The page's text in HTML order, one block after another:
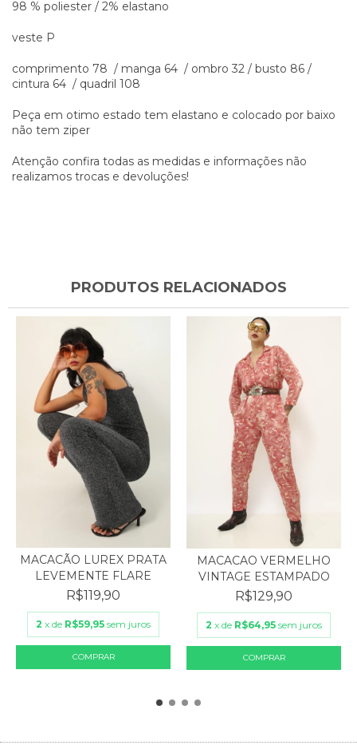
98 % poliester / 2% elastano
veste P
comprimento 78 / manga 64 / ombro 32 / busto 86 /
cintura 64 / quadril 108
Peça em otimo estado tem elastano e colocado por baixo
não tem ziper
Atenção confira todas as medidas e informações não
realizamos trocas e devoluções!
PRODUTOS RELACIONADOS
MACACÃO LUREX PRATA
LEVEMENTE FLARE
R$119,90
2 x de R$59,95 sem juros
MACACAO VERMELHO
VINTAGE ESTAMPADO
R$129,90
2 x de R$64,95 sem juros